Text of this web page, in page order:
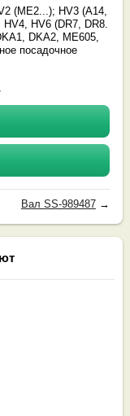
(ME2...); HV3 (А14,
HV6 (DR7, DR8.
DKA2, ME605,
посадочное
Вал SS-989487→